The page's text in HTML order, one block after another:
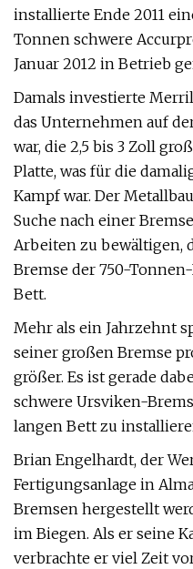
installierte Ende 2011
Tonnen schwere
Januar 2012 in Betrieb
Damals investierte
das Unternehmen auf
war, die 2,5 bis 3 Zoll
Platte, was für die
Kampf war. Der
Suche nach einer
Arbeiten zu bewältigen,
Bremse der 750-
Bett.
Mehr als ein Jahrzehnt
seiner großen Bremse
größer. Es ist gerade
schwere Ursviken-
langen Bett zu
Brian Engelhardt, der
Fertigungsanlage in
Bremsen hergestellt
im Biegen. Als er seine
verbrachte er viel Zeit